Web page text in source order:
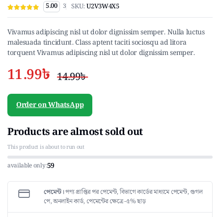
5.00 3 SKU:U2V3W4X5
Vivamus adipiscing nisl ut dolor dignissim semper. Nulla luctus
malesuada tincidunt. Class aptent taciti sociosqu ad litora
torquent Vivamus adipiscing nisl ut dolor dignissim semper.
14.99৳
price
was:
14.99৳ .
11.99৳
price
is:
11.99৳ .
Order on WhatsApp
Products are almost sold out
This product is about to run out
available only:59
পেমেন্ট।পণ্য প্রাপ্তির পর পেমেন্ট, বিভাগে কার্ডের মাধ্যমে পেমেন্ট, গুগল
পে, অনলাইন কার্ড, পেমেন্টের ক্ষেত্রে -৫% ছাড়